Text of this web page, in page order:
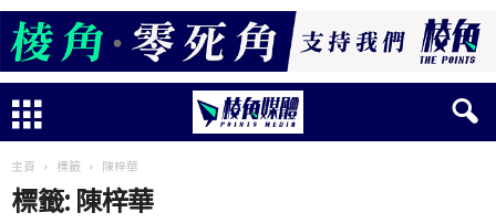
主頁 標籤 陳梓華
標籤: 陳梓華